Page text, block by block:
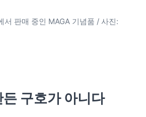
서 판매 중인 MAGA 기념품 / 사진:
구호가 아니다